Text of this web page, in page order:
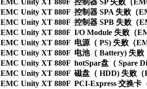
EMC Unity XT 880F  控制器 SP 失败（
EMC Unity XT 880F  控制器 SPA 失败（
EMC Unity XT 880F  控制器 SPB 失败（
EMC Unity XT 880F  I/O Module 失败（
EMC Unity XT 880F  电源（ PS) 失败（
EMC Unity XT 880F  电池（ Battery) 失
EMC Unity XT 880F  hotSpar盘（ Spare
EMC Unity XT 880F  磁盘（ HDD) 失败
EMC Unity XT 880F  PCI-Express 交换卡